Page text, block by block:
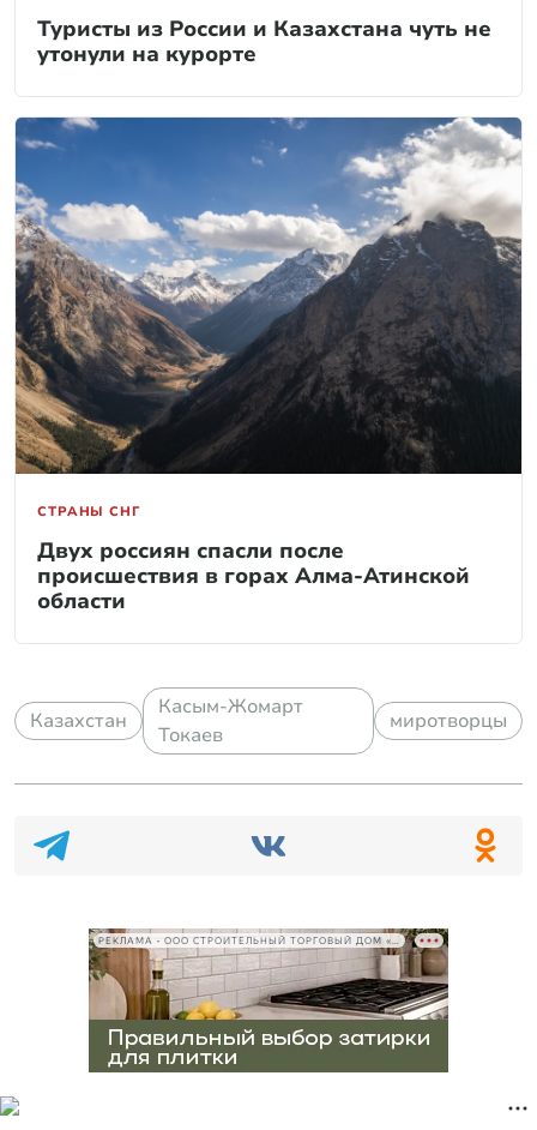
Туристы из России и Казахстана чуть не
утонули на курорте
СТРАНЫ СНГ
Двух россиян спасли после
происшествия в горах Алма-Атинской
области
Казахстан
Касым-Жомарт
Токаев
миротворцы